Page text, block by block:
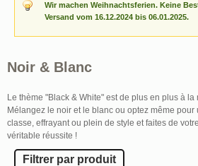
Wir machen Weihnachtsferien. Keine
Versand vom 16.12.2024 bis 06.01.2025.
Noir & Blanc
Le thème "Black & White" est de plus en plus à
Mélangez le noir et le blanc ou optez même
classe, effrayant ou plein de style et faites de
véritable réussite !
Filtrer par produit